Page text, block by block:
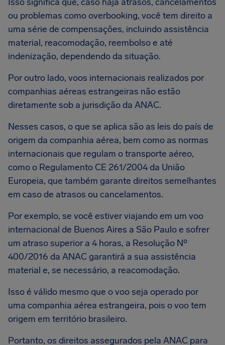
ou problemas como overbooking, você tem direito a
uma série de compensações, incluindo assistência
material, reacomodação, reembolso e até
indenização, dependendo da situação.
Por outro lado, voos internacionais realizados por
companhias aéreas estrangeiras não estão
diretamente sob a jurisdição da ANAC.
Nesses casos, o que se aplica são as leis do país de
origem da companhia aérea, bem como as normas
internacionais que regulam o transporte aéreo,
como o Regulamento CE 261/2004 da União
Europeia, que também garante direitos semelhantes
em caso de atrasos ou cancelamentos.
Por exemplo, se você estiver viajando em um voo
internacional de Buenos Aires a São Paulo e sofrer
um atraso superior a 4 horas, a Resolução Nº
400/2016 da ANAC garantirá a sua assistência
material e, se necessário, a reacomodação.
Isso é válido mesmo que o voo seja operado por
uma companhia aérea estrangeira, pois o voo tem
origem em território brasileiro.
Portanto, os direitos assegurados pela ANAC para